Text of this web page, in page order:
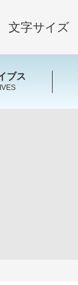
文字サイズ
ブス